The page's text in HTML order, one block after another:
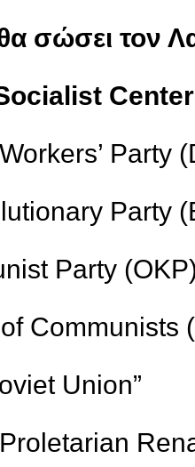
σώσει τον
Party
Party
Party
Communists
Union”